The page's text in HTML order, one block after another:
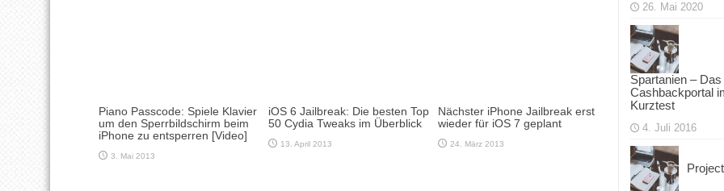
Piano Passcode: Spiele Klavier
um den Sperrbildschirm beim
iPhone zu entsperren [Video]
3. Mai 2013
iOS 6 Jailbreak: Die besten Top
50 Cydia Tweaks im Überblick
13. April 2013
Nächster iPhone Jailbreak erst
wieder für iOS 7 geplant
24. März 2013
26. Mai 2020
Spartanien – Das
Cashbackportal
Kurztest
4. Juli 2016
Project